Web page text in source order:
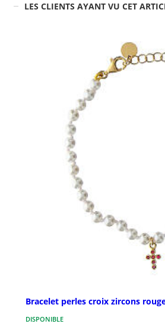
LES CLIENTS AYANT VU CET
Bracelet perles croix zircons
DISPONIBLE